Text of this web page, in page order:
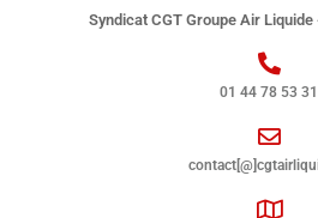
Syndicat CGT Groupe Air
01 44 78 53 31